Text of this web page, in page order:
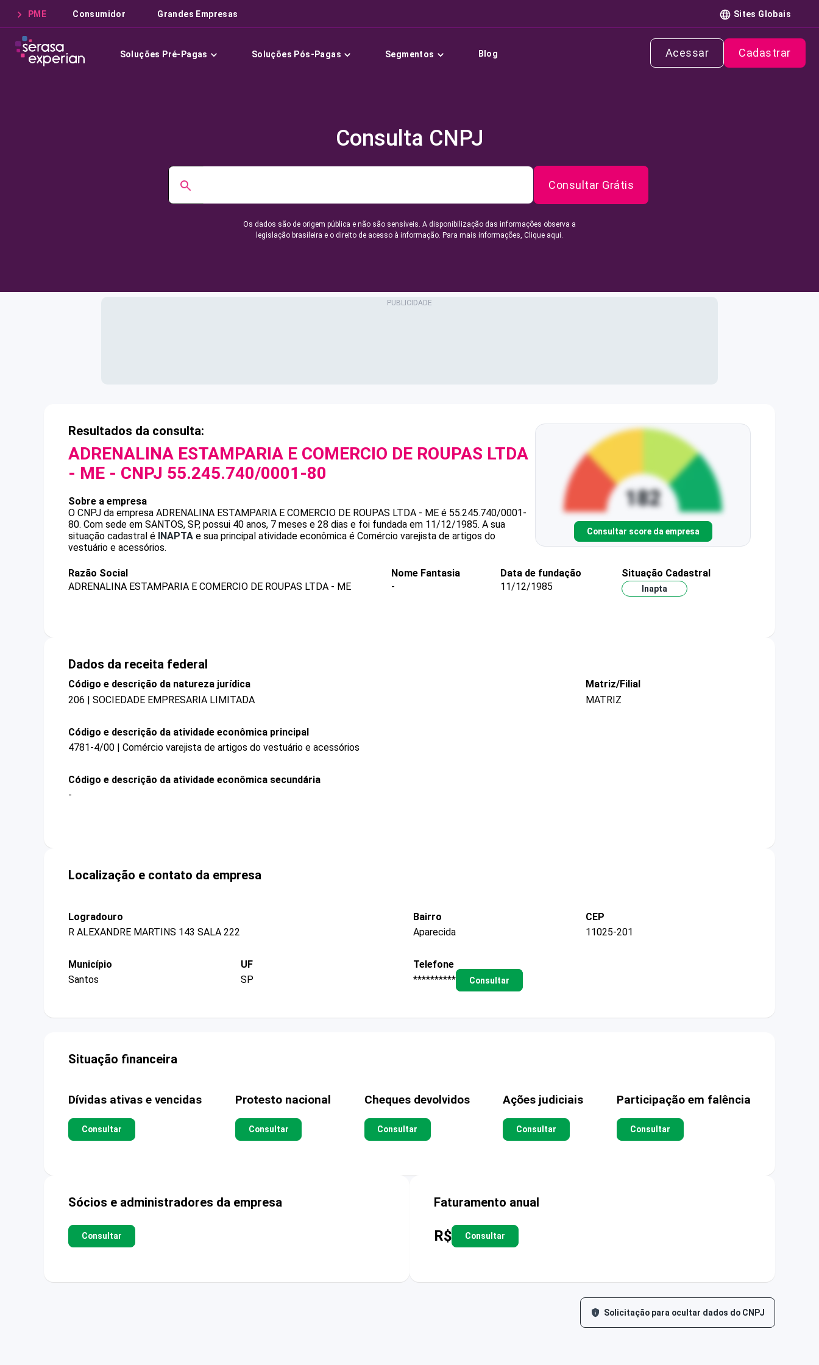
PME Consumidor Grandes Empresas Sites Globais
Soluções Pré-Pagas Soluções Pós-Pagas Segmentos Blog Acessar Cadastrar
Consulta CNPJ
Consultar Grátis
Os dados são de origem pública e não são sensíveis. A disponibilização das informações observa a
legislação brasileira e o direito de acesso à informação. Para mais informações, Clique aqui.
Resultados da consulta:
ADRENALINA ESTAMPARIA E COMERCIO DE ROUPAS LTDA
- ME - CNPJ 55.245.740/0001-80
Sobre a empresa
O CNPJ da empresa ADRENALINA ESTAMPARIA E COMERCIO DE ROUPAS LTDA - ME é 55.245.740/0001-
80. Com sede em SANTOS, SP, possui 40 anos, 7 meses e 28 dias e foi fundada em 11/12/1985. A sua
situação cadastral é INAPTA e sua principal atividade econômica é Comércio varejista de artigos do
vestuário e acessórios.
Consultar score da empresa
Razão Social
ADRENALINA ESTAMPARIA E COMERCIO DE ROUPAS LTDA - ME
Nome Fantasia
-
Data de fundação
11/12/1985
Situação Cadastral
Inapta
Dados da receita federal
Código e descrição da natureza jurídica
206 | SOCIEDADE EMPRESARIA LIMITADA
Matriz/Filial
MATRIZ
Código e descrição da atividade econômica principal
4781-4/00 | Comércio varejista de artigos do vestuário e acessórios
Código e descrição da atividade econômica secundária
-
Localização e contato da empresa
Logradouro
R ALEXANDRE MARTINS 143 SALA 222
Bairro
Aparecida
CEP
11025-201
Município
Santos
UF
SP
Telefone
**********
Consultar
Situação financeira
Dívidas ativas e vencidas
Consultar
Protesto nacional
Consultar
Cheques devolvidos
Consultar
Ações judiciais
Consultar
Participação em falência
Consultar
Sócios e administradores da empresa
Consultar
Faturamento anual
R$ Consultar
Solicitação para ocultar dados do CNPJ